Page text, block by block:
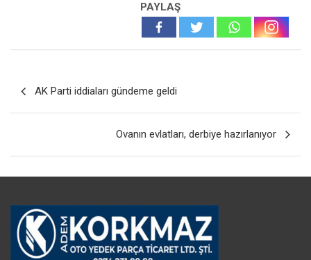
PAYLAŞ
AK Parti iddiaları gündeme geldi
Ovanın evlatları, derbiye hazırlanıyor